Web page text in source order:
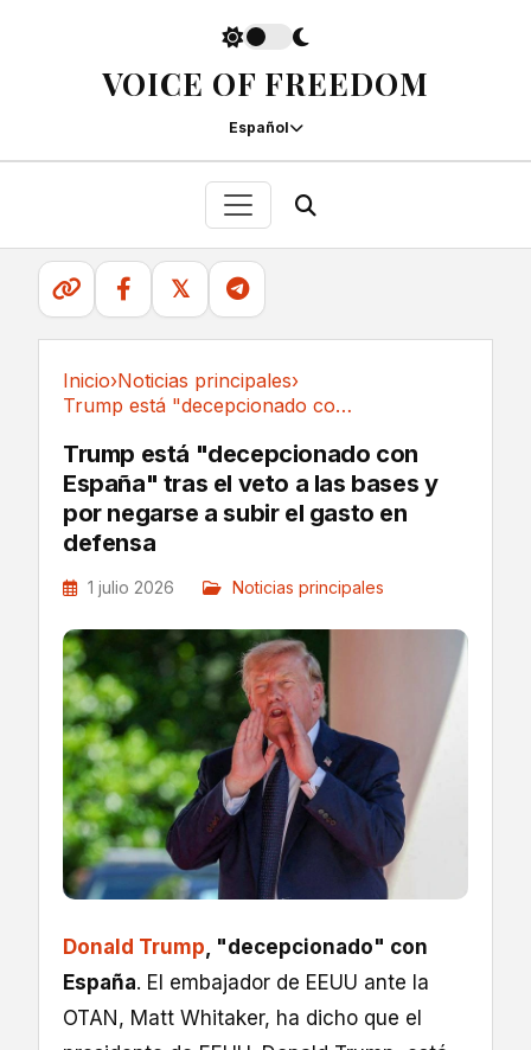
VOICE OF FREEDOM
Español
𝕏
Inicio›Noticias principales›
Trump está "decepcionado con España" tras el...
Trump está "decepcionado con
España" tras el veto a las bases y
por negarse a subir el gasto en
defensa
1 julio 2026 Noticias principales
Donald Trump, "decepcionado" con
España. El embajador de EEUU ante la
OTAN, Matt Whitaker, ha dicho que el